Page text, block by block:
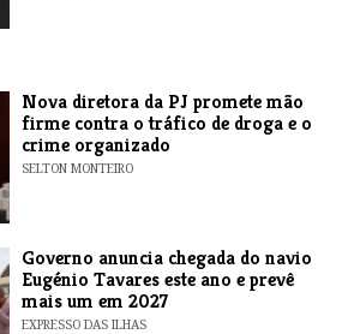
Nova diretora da PJ promete mão
firme contra o tráfico de droga e o
crime organizado
SELTON MONTEIRO
Governo anuncia chegada do navio
Eugénio Tavares este ano e prevê
mais um em 2027
EXPRESSO DAS ILHAS